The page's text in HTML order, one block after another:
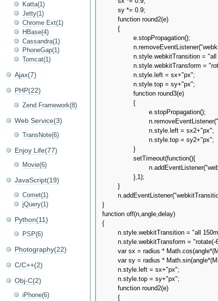
}
function off(n,angle,delay)
{
Katta(1)
Jetty(1)
Chrome Ext(1)
HBase(4)
Cassandra(1)
PhoneGap(1)
Tomcat(1)
Ajax(7)
PHP(22)
Zend Framework(8)
Web Service(3)
TransNote(6)
Enjoy Life(77)
Movie(6)
JavaScript(19)
Comet(1)
jQuery(1)
Python(11)
PSP(6)
Photography(22)
C/C++(2)
Obj-C(2)
iPhone(6)